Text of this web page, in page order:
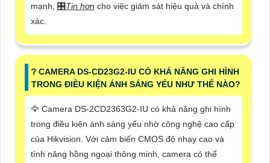
mạnh, 🎛Tin hơn cho việc giám sát hiệu quả và chính
xác.
❔ CAMERA DS-CD23G2-IU CÓ KHẢ NĂNG GHI HÌNH
TRONG ĐIỀU KIỆN ÁNH SÁNG YẾU NHƯ THẾ NÀO?
🦅 Camera DS-2CD2363G2-IU có khả năng ghi hình
trong điều kiện ánh sáng yếu nhờ công nghệ cao cấp
của Hikvision. Với cảm biến CMOS độ nhạy cao và
tính năng hồng ngoại thông minh, camera có thể